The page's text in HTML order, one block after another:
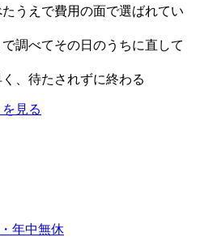
うえで費用の面で選ばれてい
調べてその日のうちに直して
、待たされずに終わる
見る
年中無休